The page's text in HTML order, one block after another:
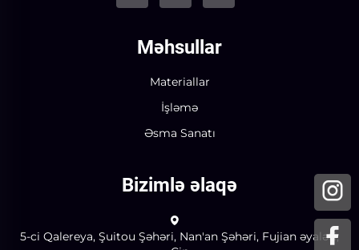
Məhsullar
Materiallar
İşləmə
Əsma Sanatı
Bizimlə əlaqə
5-ci Qalereya, Şuitou Şəhəri, Nan'an Şəhəri, Fujian əyaləti,